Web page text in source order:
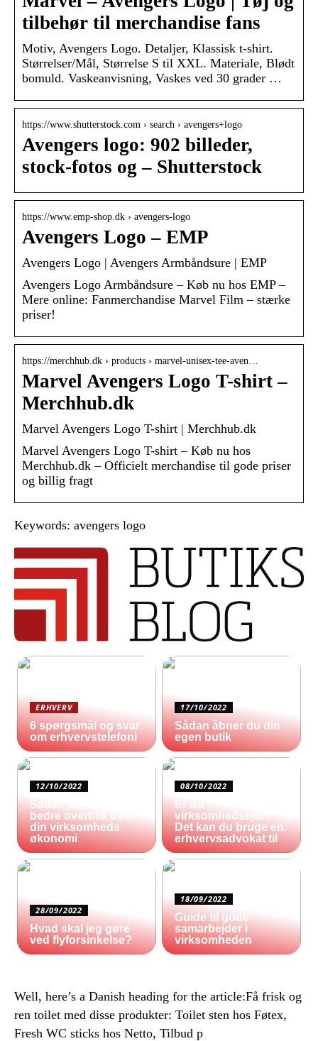
tilbehør til merchandise fans
Motiv, Avengers Logo. Detaljer, Klassisk t-shirt.
Størrelser/Mål, Størrelse S til XXL. Materiale, Blødt
bomuld. Vaskeanvisning, Vaskes ved 30 grader …
https://www.shutterstock.com › search › avengers+logo
Avengers logo: 902 billeder,
stock-fotos og – Shutterstock
https://www.emp-shop.dk › avengers-logo
Avengers Logo – EMP
Avengers Logo | Avengers Armbåndsure | EMP
Avengers Logo Armbåndsure – Køb nu hos EMP –
Mere online: Fanmerchandise Marvel Film – stærke
priser!
https://merchhub.dk › products › marvel-unisex-tee-aven…
Marvel Avengers Logo T-shirt –
Merchhub.dk
Marvel Avengers Logo T-shirt | Merchhub.dk
Marvel Avengers Logo T-shirt – Køb nu hos
Merchhub.dk – Officielt merchandise til gode priser
og billig fragt
Keywords: avengers logo
ERHVERV
6 spørgsmål og svar
om erhvervstelefoni
17/10/2022
Sådan åbner du din
egen butik
12/10/2022
Sådan får du et
bedre overblik over
din virksomheds
økonomi
08/10/2022
Er du
virksomhedsejer?
Det kan du bruge en
erhvervsadvokat til
28/09/2022
Hvad skal jeg gøre
ved flyforsinkelse?
18/09/2022
Guide til gode
samarbejder i
virksomheden
Well, here’s a Danish heading for the article:Få frisk og
ren toilet med disse produkter: Toilet sten hos Føtex,
Fresh WC sticks hos Netto, Tilbud p